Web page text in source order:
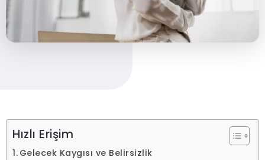
Hızlı Erişim
Gelecek Kaygısı ve Belirsizlik